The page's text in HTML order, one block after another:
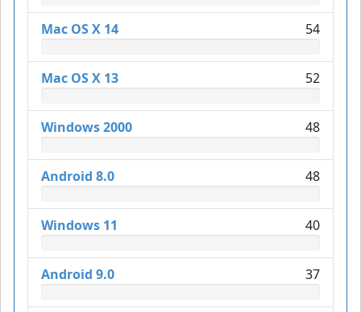
Mac OS X 14 54
Mac OS X 13 52
Windows 2000 48
Android 8.0 48
Windows 11 40
Android 9.0 37